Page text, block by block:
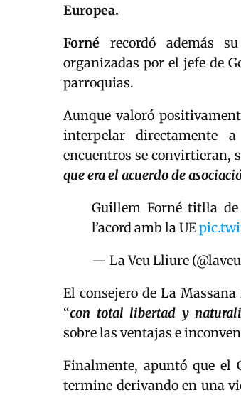
Europea.
Forné recordó además
organizadas por el jefe de
parroquias.
Aunque valoró
interpelar directamente
encuentros se convirtieran,
que era el acuerdo de
Guillem Forné titlla
l’acord amb la UE
— La Veu Lliure
El consejero de La
“con total libertad y
sobre las ventajas e
Finalmente, apuntó que el
termine derivando en una